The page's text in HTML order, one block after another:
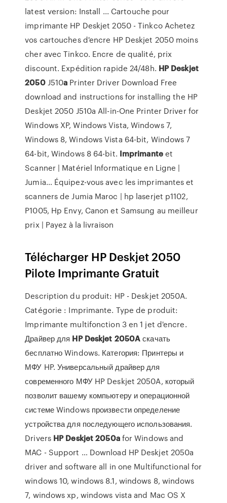
latest version: Install ... Cartouche pour
imprimante HP Deskjet 2050 - Tinkco Achetez
vos cartouches d'encre HP Deskjet 2050 moins
cher avec Tinkco. Encre de qualité, prix
discount. Expédition rapide 24/48h. HP Deskjet
2050J510a Printer Driver Download Free
download and instructions for installing the HP
Deskjet 2050 J510a All-in-One Printer Driver for
Windows XP, Windows Vista, Windows 7,
Windows 8, Windows Vista 64-bit, Windows 7
64-bit, Windows 8 64-bit. Imprimanteet
Scanner | Matériel Informatique en Ligne |
Jumia… Équipez-vous avec les imprimantes et
scanners de Jumia Maroc | hp laserjet p1102,
P1005, Hp Envy, Canon et Samsung au meilleur
prix | Payez à la livraison
Télécharger HP Deskjet 2050
Pilote Imprimante Gratuit
Description du produit: HP - Deskjet 2050A.
Catégorie : Imprimante. Type de produit:
Imprimante multifonction 3 en 1 jet d'encre.
Драйвер для HP Deskjet 2050Aскачать
бесплатно Windows. Категория: Принтеры и
МФУ HP. Универсальный драйвер для
современного МФУ HP Deskjet 2050A, который
позволит вашему компьютеру и операционной
системе Windows произвести определение
устройства для последующего использования.
Drivers HP Deskjet 2050afor Windows and
MAC - Support … Download HP Deskjet 2050a
driver and software all in one Multifunctional for
windows 10, windows 8.1, windows 8, windows
7, windows xp, windows vista and Mac OS X